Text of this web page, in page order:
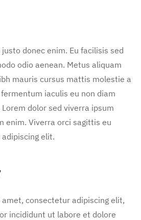
donec enim. Eu facilisis sed
odio aenean. Metus aliquam
mauris cursus mattis molestie a
iaculis eu non diam
dolor sed viverra ipsum
enim. Viverra orci sagittis eu
elit.
consectetur adipiscing elit,
incididunt ut labore et dolore